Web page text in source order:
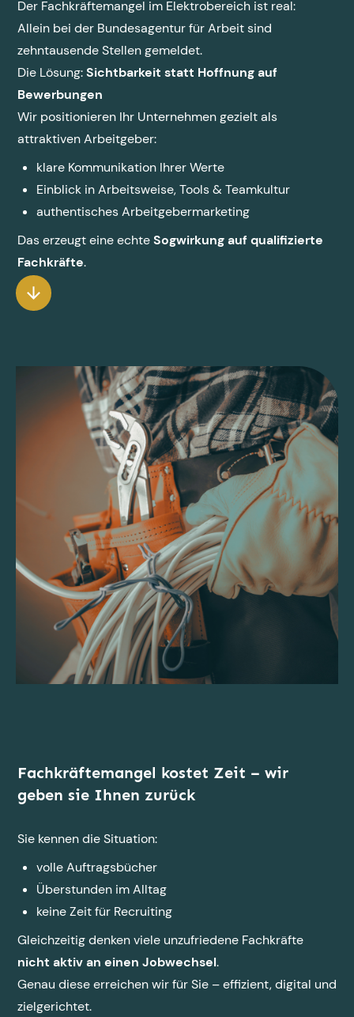
Der Fachkräftemangel im Elektrobereich ist real:
Allein bei der Bundesagentur für Arbeit sind
zehntausende Stellen gemeldet.
Die Lösung:Sichtbarkeit statt Hoffnung auf
Bewerbungen
Wir positionieren Ihr Unternehmen gezielt als
attraktiven Arbeitgeber:
klare Kommunikation Ihrer Werte
Einblick in Arbeitsweise, Tools & Teamkultur
authentisches Arbeitgebermarketing
Das erzeugt eine echteSogwirkung auf qualifizierte
Fachkräfte.
Fachkräftemangel kostet Zeit – wir
geben sie Ihnen zurück
Sie kennen die Situation:
volle Auftragsbücher
Überstunden im Alltag
keine Zeit für Recruiting
Gleichzeitig denken viele unzufriedene Fachkräfte
nicht aktiv an einen Jobwechsel.
Genau diese erreichen wir für Sie – effizient, digital und
zielgerichtet.